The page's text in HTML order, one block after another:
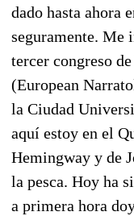
dado hasta ahora
seguramente. Me
tercer congreso
(European
la Ciudad
aquí estoy en el
Hemingway y de
la pesca. Hoy ha
a primera hora